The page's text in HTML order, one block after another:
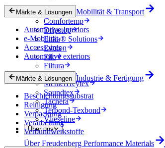
Colback
Comfortemp
Dripstop
Enka® Solutions
Evolon
Filc
Filtura
Lutradur
MehlerHeytex
Soundtex
Tacnera
Terbond-Texbond
Vlieseline
Über uns
Über Freudenberg Performance Materials
Märkte & Lösungen Mobilität & Transport
Automotive Interiors
e-Mobilität
Accessoires
Automotive exteriors
Märkte & Lösungen Industrie & Fertigung
Beschichtungssubstrat
Reinigung
Verpackung
Verarbeitung
Verbundwerkstoffe